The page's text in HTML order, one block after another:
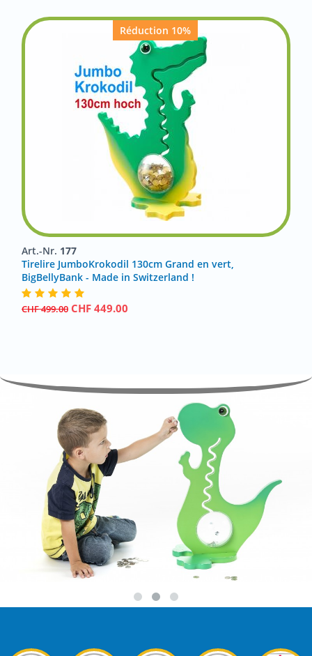
Réduction 10%
Art.-Nr. 177
Tirelire JumboKrokodil 130cm Grand en vert,
BigBellyBank - Made in Switzerland !
CHF499.00 CHF 449.00